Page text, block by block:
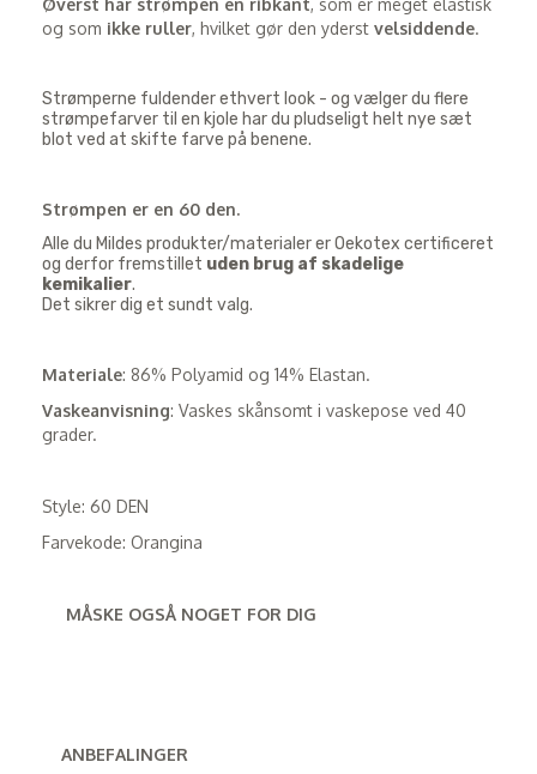
og som ikke ruller, hvilket gør den yderst velsiddende.
Strømperne fuldender ethvert look - og vælger du flere
strømpefarver til en kjole har du pludseligt helt nye sæt
blot ved at skifte farve på benene.
Strømpen er en 60 den.
Alle du Mildes produkter/materialer er Oekotex certificeret
og derfor fremstillet uden brug af skadelige
kemikalier.
Det sikrer dig et sundt valg.
Materiale: 86% Polyamid og 14% Elastan.
Vaskeanvisning: Vaskes skånsomt i vaskepose ved 40
grader.
Style: 60 DEN
Farvekode: Orangina
MÅSKE OGSÅ NOGET FOR DIG
ANBEFALINGER